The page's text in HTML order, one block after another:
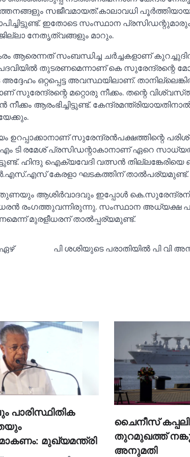
സജീവമായത്.’കാലാവധി
ഇതോടെ സംസ്ഥാന
നേതൃത്വങ്ങളും മാറും.
സംബന്ധിച്ച ചർച്ചകളാണ്‌
തുടരണമെന്നാണ്‌ കെ സുരേന്ദ്രന്റെ
ഒറ്റപ്പെട്ട അവസ്ഥയിലാണ്‌.
മറ്റൊരു നീക്കം. തന്റെ
ആരംഭിച്ചിട്ടുണ്ട്‌.
സുരേന്ദ്രൻപക്ഷത്തിന്റെ
രമേശ്‌ പ്രസിഡന്റാകാനാണ് ഏറെ സാധ്യത
ഹിന്ദു ഐക്യവേദി വത്സൻ തില്ലങ്കേരിയെ
കേരളാ ഘടകത്തിന് താല്‍പര്യമുണ്ട്.
ആശിർവാദവും ഇപ്പോള്‍
രംഗത്തുവന്നിരുന്നു. സംസ്ഥാന അധ്യക്ഷ
മുരളീധരന് താല്‍പ്പര്യമുണ്ട്.
പി ശശിയുടെ പരാതിയില്‍ പി വി
പാരിസ്ഥിതിക
മുഖ്യമന്ത്രി
ചൈനീസ്
തുറമുഖത്ത്
അനുമതി